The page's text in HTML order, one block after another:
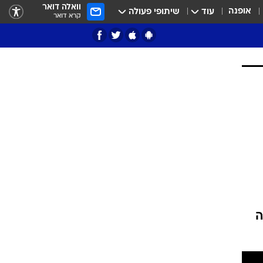
אופנה עוד שיתופי פעולה וואלה דואר
קרא דואר